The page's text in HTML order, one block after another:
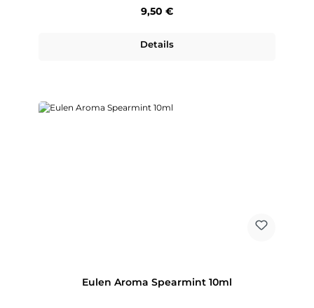
Regulärer Preis:
9,50 €
Details
Eulen Aroma Spearmint 10ml